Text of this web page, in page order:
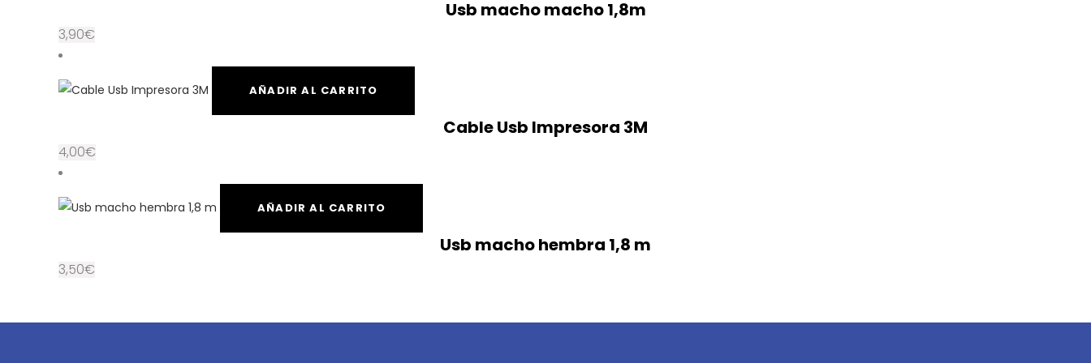
Usb macho macho 1,8m
3,90€
AÑADIR AL CARRITO
Cable Usb Impresora 3M
4,00€
AÑADIR AL CARRITO
Usb macho hembra 1,8 m
3,50€